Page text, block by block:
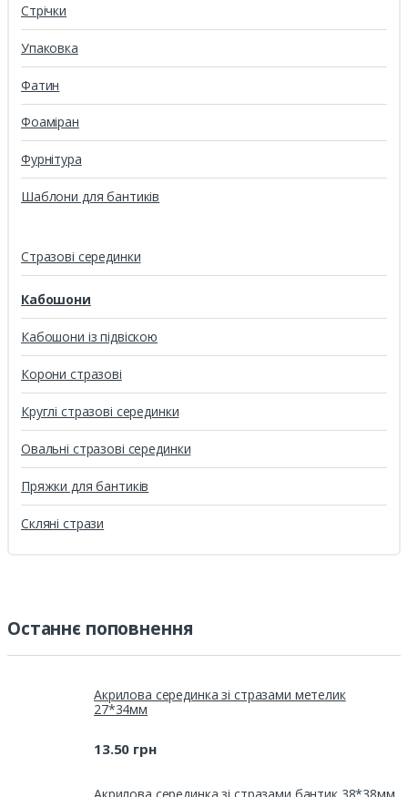
Стрічки
Упаковка
Фатин
Фоаміран
Фурнітура
Шаблони для бантиків
Стразові серединки
Кабошони
Кабошони із підвіскою
Корони стразові
Круглі стразові серединки
Овальні стразові серединки
Пряжки для бантиків
Скляні стрази
Останнє поповнення
Акрилова серединка зі стразами метелик
27*34мм
13.50 грн
Акрилова серединка зі стразами бантик 38*38мм